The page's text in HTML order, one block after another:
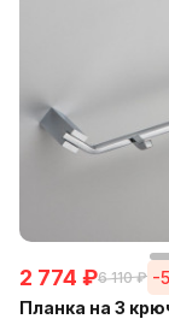
2 774 ₽6 110 ₽ -
Планка на 3